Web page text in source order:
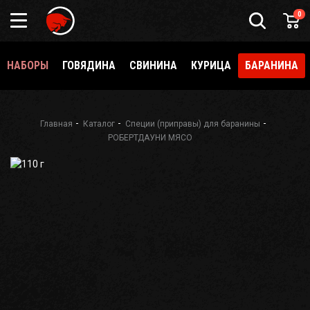
0
НАБОРЫ ГОВЯДИНА СВИНИНА КУРИЦА БАРАНИНА
Подарочный
сертификат
и
Главная Каталог
Специи (приправы) для баранины
РОБЕРТДАУНИ МЯСО